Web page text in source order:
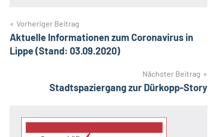
Beitragsnavigation
Vorheriger Beitrag
Aktuelle Informationen zum Coronavirus in
Lippe (Stand: 03.09.2020)
Nächster Beitrag
Stadtspaziergang zur Dürkopp-Story